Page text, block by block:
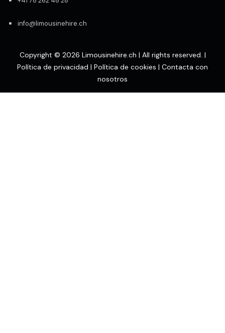
info@limousinehire.ch
Copyright © 2026 Limousinehire.ch | All rights reserved. |
Política de privacidad | Política de cookies | Contacta con
nosotros